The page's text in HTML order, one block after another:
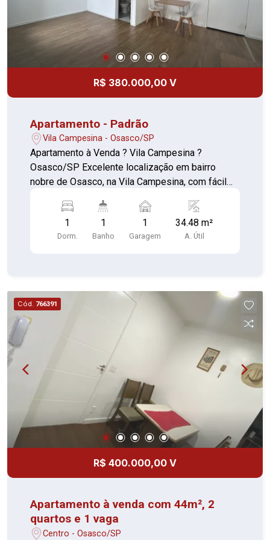
contato para mais informações e agende sua
visita.
R$ 380.000,00 V
Apartamento - Padrão
Vila Campesina - Osasco/SP
Apartamento à Venda ? Vila Campesina ?
Osasco/SP Excelente localização em bairro
nobre de Osasco, na Vila Campesina, com fácil
da região. Apartamento situado no 11º andar, com
vista para o fundo (região do Bradesco),
oferecendo boa iluminação e ventilação. Financia
garagem coberta Condomínio completo: Piscina
Churrasqueira Salão de festas Playground Salão
de jogos Imóvel bem cuidado, ideal para morar ou
investir. Vale a pena conhecer!
1
Dorm.
1
Banho
1
Garagem
34.48 m²
A. Útil
Cód. 766391
R$ 400.000,00 V
Apartamento à venda com 44m², 2
quartos e 1 vaga
Centro - Osasco/SP